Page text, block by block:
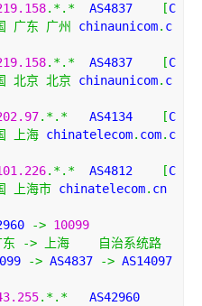
.*.*
  AS4837
[C
广东 广州 chinaunicom. c
.*.*
  AS4837
[C
北京 北京 chinaunicom. c
.*.*
   AS4134
[C
上海 chinatelecom. com. c
.*.*
  AS4812
[C
上海市 chinatelecom.
-> 10099
东 -> 上海
自治系统路
-> AS4837 -> AS14097
.*.*